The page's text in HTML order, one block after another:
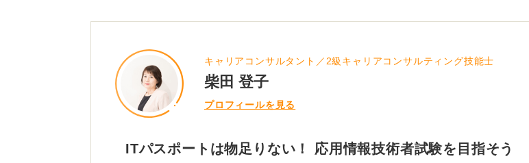
キャリアコンサルタント／2級キャリアコンサルティング技能士
柴田 登子
プロフィールを見る
ITパスポートは物足りない！ 応用情報技術者試験を目指そう